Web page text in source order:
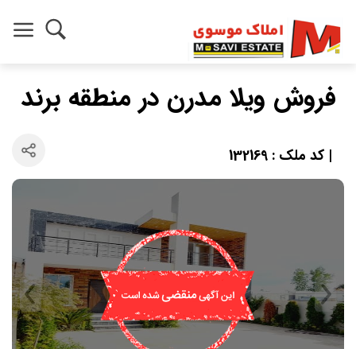
فروش ویلا مدرن در منطقه برند
| کد ملک : 132169